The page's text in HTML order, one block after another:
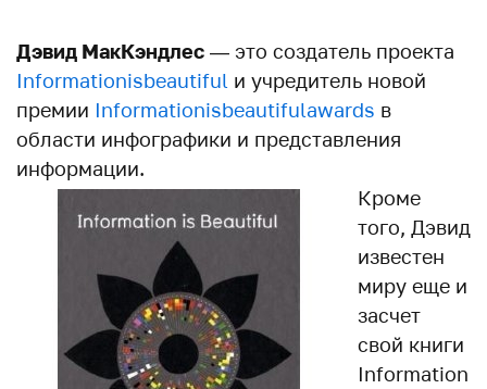
Дэвид МакКэндлес — это создатель проекта
Informationisbeautiful и учредитель новой
премии Informationisbeautifulawards в
области инфографики и представления
информации.
Кроме
того, Дэвид
известен
миру еще и
засчет
свой книги
Information